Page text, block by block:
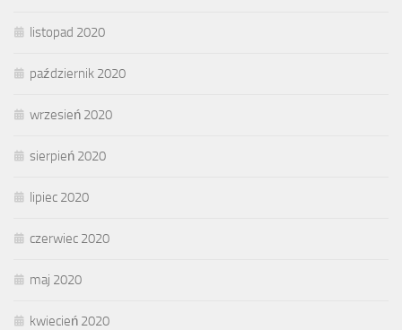
listopad 2020
październik 2020
wrzesień 2020
sierpień 2020
lipiec 2020
czerwiec 2020
maj 2020
kwiecień 2020